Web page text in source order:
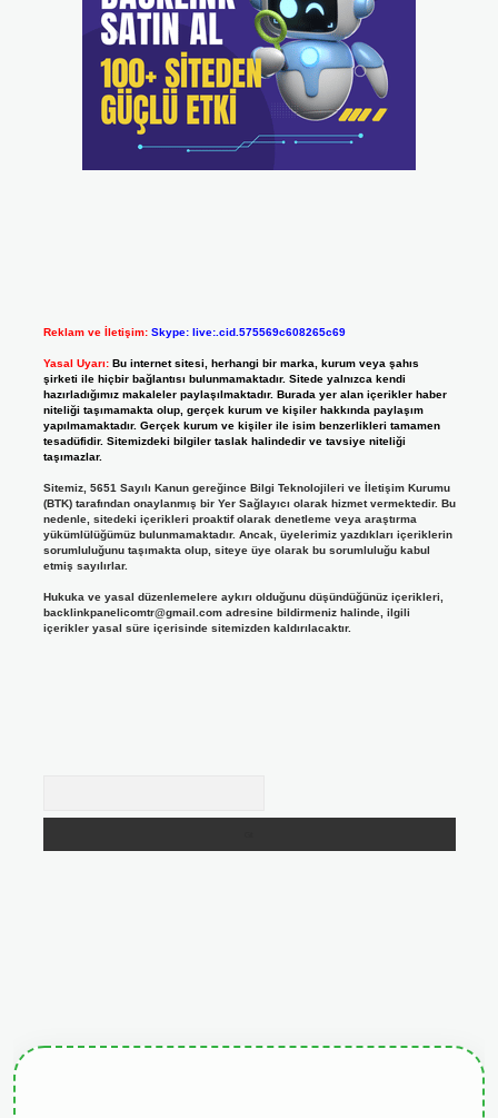
Reklam ve İletişim: Skype: live:.cid.575569c608265c69
Yasal Uyarı: Bu internet sitesi, herhangi bir marka, kurum veya şahıs
şirketi ile hiçbir bağlantısı bulunmamaktadır. Sitede yalnızca kendi
hazırladığımız makaleler paylaşılmaktadır. Burada yer alan içerikler haber
niteliği taşımamakta olup, gerçek kurum ve kişiler hakkında paylaşım
yapılmamaktadır. Gerçek kurum ve kişiler ile isim benzerlikleri tamamen
tesadüfidir. Sitemizdeki bilgiler taslak halindedir ve tavsiye niteliği
taşımazlar.
Sitemiz, 5651 Sayılı Kanun gereğince Bilgi Teknolojileri ve İletişim Kurumu
(BTK) tarafından onaylanmış bir Yer Sağlayıcı olarak hizmet vermektedir. Bu
nedenle, sitedeki içerikleri proaktif olarak denetleme veya araştırma
yükümlülüğümüz bulunmamaktadır. Ancak, üyelerimiz yazdıkları içeriklerin
sorumluluğunu taşımakta olup, siteye üye olarak bu sorumluluğu kabul
etmiş sayılırlar.
Hukuka ve yasal düzenlemelere aykırı olduğunu düşündüğünüz içerikleri,
backlinkpanelicomtr@gmail.comadresine bildirmeniz halinde, ilgili
içerikler yasal süre içerisinde sitemizden kaldırılacaktır.